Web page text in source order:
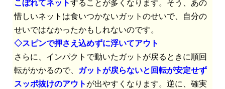
こぼれてネットすることが多くなります。そう、あの
惜しいネットは食いつかないガットのせいで、自分の
せいではなかったかもしれないのです。
◇スピンで押さえ込めずに浮いてアウト
さらに、インパクトで動いたガットが戻るときに順回
転がかかるので、 ガットが戻らないと回転が安定せず
スッポ抜けのアウト が出やすくなります。逆に、確実